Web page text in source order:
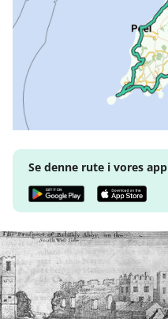
Se denne rute i vores app